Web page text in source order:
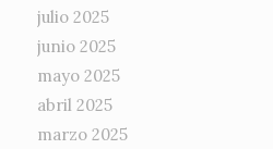
julio 2025
junio 2025
mayo 2025
abril 2025
marzo 2025